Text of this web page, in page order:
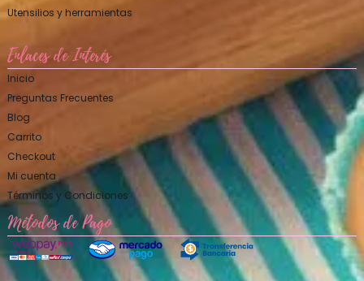
Utensilios y herramientas
Enlaces de Interés
Inicio
Preguntas Frecuentes
Blog
Carrito
Checkout
Mi cuenta
Términos y Condiciones
Métodos de Pago